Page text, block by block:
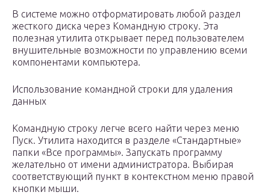
В системе можно отформатировать любой раздел
жесткого диска через Командную строку. Эта
полезная утилита открывает перед пользователем
внушительные возможности по управлению всеми
компонентами компьютера.
Использование командной строки для удаления
данных
Командную строку легче всего найти через меню
Пуск. Утилита находится в разделе «Стандартные»
папки «Все программы». Запускать программу
желательно от имени администратора. Выбирая
соответствующий пункт в контекстном меню правой
кнопки мыши.